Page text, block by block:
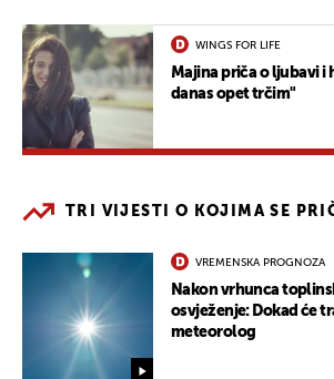
WINGS FOR LIFE
Majina priča o ljubavi i
danas opet trčim"
TRI VIJESTI O KOJIMA SE
VREMENSKA PROGNOZA
Nakon vrhunca
osvježenje: Dokad će
meteorolog